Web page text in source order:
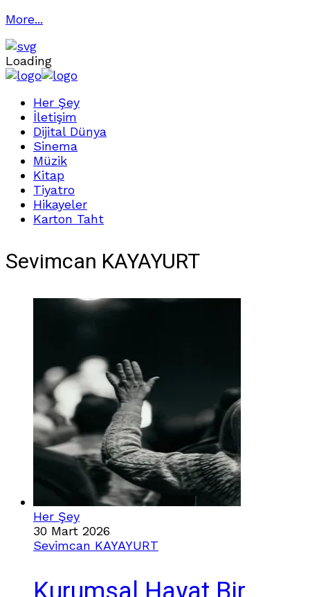
More...
Loading
Her Şey
İletişim
Dijital Dünya
Sinema
Müzik
Kitap
Tiyatro
Hikayeler
Karton Taht
Sevimcan KAYAYURT
Her Şey
30 Mart 2026
Sevimcan KAYAYURT